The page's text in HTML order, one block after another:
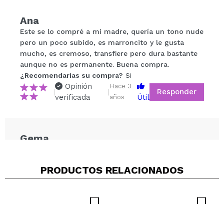
Compartir un vídeo o una foto
Tu vídeo podría ser el primero. Imagínatelo...
¿Recomendarías su compra?
5/5
Ana
Este se lo compré a mi madre, quería un tono nude
pero un poco subido, es marroncito y le gusta
mucho, es cremoso, transfiere pero dura bastante
aunque no es permanente. Buena compra.
¿Recomendarías su compra? Si
|
Opinión
verificada
|
Hace 3
años
Útil
Responder
Gema
fijo peri me ha gustado mucho.
PRODUCTOS RELACIONADOS